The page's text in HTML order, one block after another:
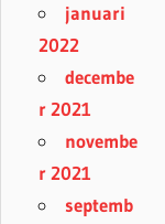
januari
2022
decembe
r 2021
novembe
r 2021
septemb